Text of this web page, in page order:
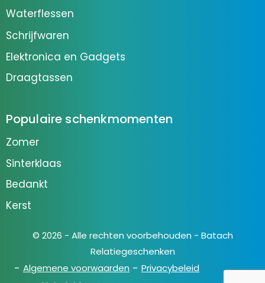
Waterflessen
Schrijfwaren
Elektronica en Gadgets
Draagtassen
Populaire schenkmomenten
Zomer
Sinterklaas
Bedankt
Kerst
© 2026 - Alle rechten voorbehouden - Batach
Relatiegeschenken
Algemene voorwaarden
Privacybeleid